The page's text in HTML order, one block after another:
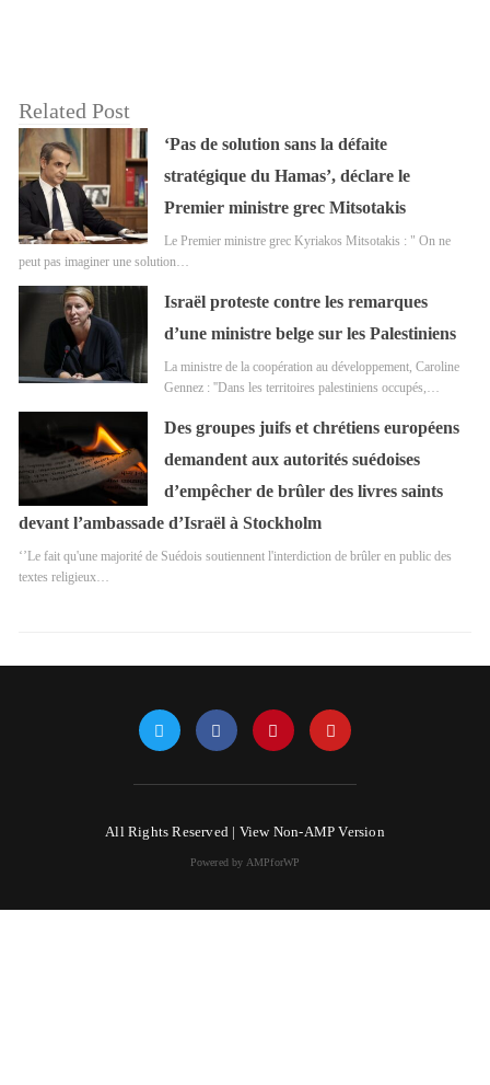
Related Post
‘Pas de solution sans la défaite
stratégique du Hamas’, déclare le
Premier ministre grec Mitsotakis
Le Premier ministre grec Kyriakos Mitsotakis : " On ne
peut pas imaginer une solution…
Israël proteste contre les remarques
d’une ministre belge sur les Palestiniens
La ministre de la coopération au développement, Caroline
Gennez : ''Dans les territoires palestiniens occupés,…
Des groupes juifs et chrétiens européens
demandent aux autorités suédoises
d’empêcher de brûler des livres saints
devant l’ambassade d’Israël à Stockholm
‘’Le fait qu'une majorité de Suédois soutiennent l'interdiction de brûler en public des
textes religieux…
All Rights Reserved | View Non-AMP Version
Powered by AMPforWP